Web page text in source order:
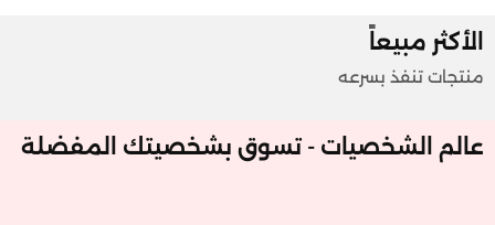
الأكثر مبيعاً
منتجات تنفذ بسرعه
عالم الشخصيات - تسوق بشخصيتك المفضلة